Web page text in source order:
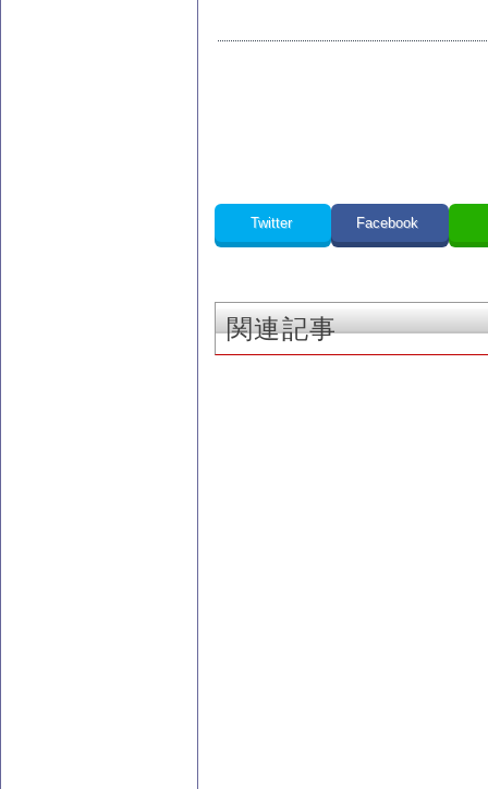
Twitter Facebook
関連記事